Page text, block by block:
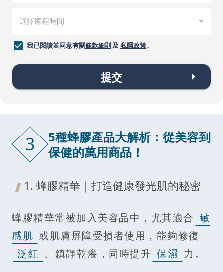
我已閱讀並同意有關條款細則 及 私隱政策。
提交
3
5種蜂膠產品大解析：從美容到
保健的萬用商品！
1. 蜂膠精華｜打造健康發光肌的秘密
蜂膠精華常被加入美容品中，尤其適合 敏
感肌 或肌膚屏障受損者使用，能夠修復
泛紅 、鎮靜乾癢，同時提升 保濕 力。